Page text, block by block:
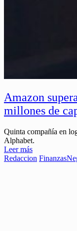
Amazon
millones de
Quinta compañía en
Alphabet.
Leer más
Redaccion Finanzas